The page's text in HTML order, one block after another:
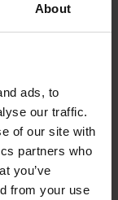
About
ads, to
our traffic.
of our site with
partners who
you’ve
from your use
posiada
Spółki
Spółki
indeksów
300 Index,
akcje 250